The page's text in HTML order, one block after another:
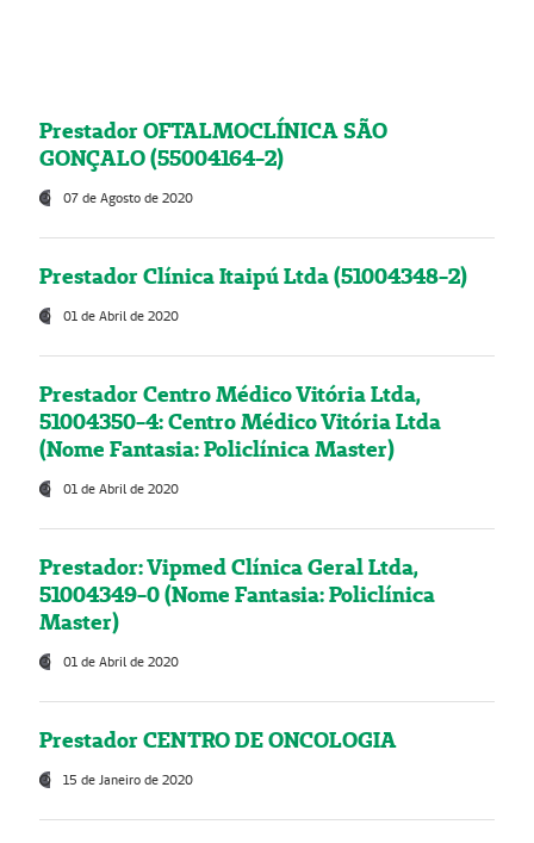
Prestador OFTALMOCLÍNICA SÃO
GONÇALO (55004164-2)
07 de Agosto de 2020
Prestador Clínica Itaipú Ltda (51004348-2)
01 de Abril de 2020
Prestador Centro Médico Vitória Ltda,
51004350-4: Centro Médico Vitória Ltda
(Nome Fantasia: Policlínica Master)
01 de Abril de 2020
Prestador: Vipmed Clínica Geral Ltda,
51004349-0 (Nome Fantasia: Policlínica
Master)
01 de Abril de 2020
Prestador CENTRO DE ONCOLOGIA
15 de Janeiro de 2020